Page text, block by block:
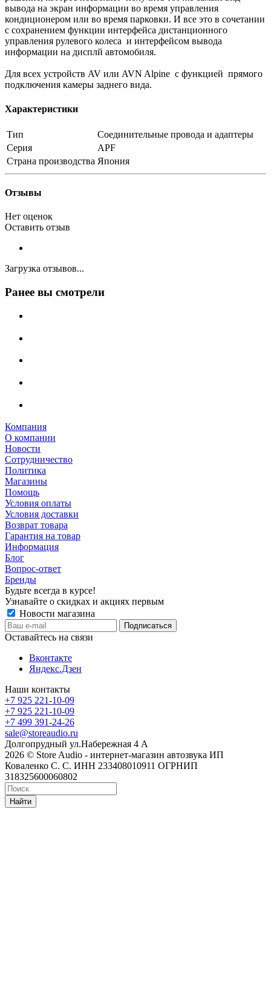
вывода на экран информации во время управления
кондиционером или во время парковки. И все это в сочетании
с сохранением функции интерфейса дистанционного
управления рулевого колеса и интерфейсом вывода
информации на дисплй автомобиля.
Для всех устройств AV или AVN Alpine с функцией прямого
подключения камеры заднего вида.
Характеристики
Тип
Соединительные провода и адаптеры
Серия
APF
Страна производства Япония
Отзывы
Нет оценок
Оставить отзыв
Загрузка отзывов...
Ранее вы смотрели
Компания
О компании
Новости
Сотрудничество
Политика
Магазины
Помощь
Условия оплаты
Условия доставки
Возврат товара
Гарантия на товар
Информация
Блог
Вопрос-ответ
Бренды
Будьте всегда в курсе!
Узнавайте о скидках и акциях первым
Новости магазина
Оставайтесь на связи
Вконтакте
Яндекс.Дзен
Наши контакты
+7 925 221-10-09
+7 925 221-10-09
+7 499 391-24-26
sale@storeaudio.ru
Долгопрудный ул.Набережная 4 А
2026 © Store Audio - интернет-магазин автозвука ИП
Коваленко С. С. ИНН 233408010911 ОГРНИП
318325600060802
Найти